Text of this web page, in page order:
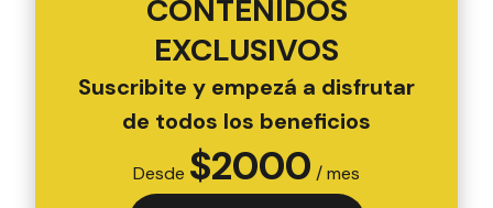
CONTENIDOS
EXCLUSIVOS
Suscribite y empezá a disfrutar
de todos los beneficios
Desde $2000 / mes